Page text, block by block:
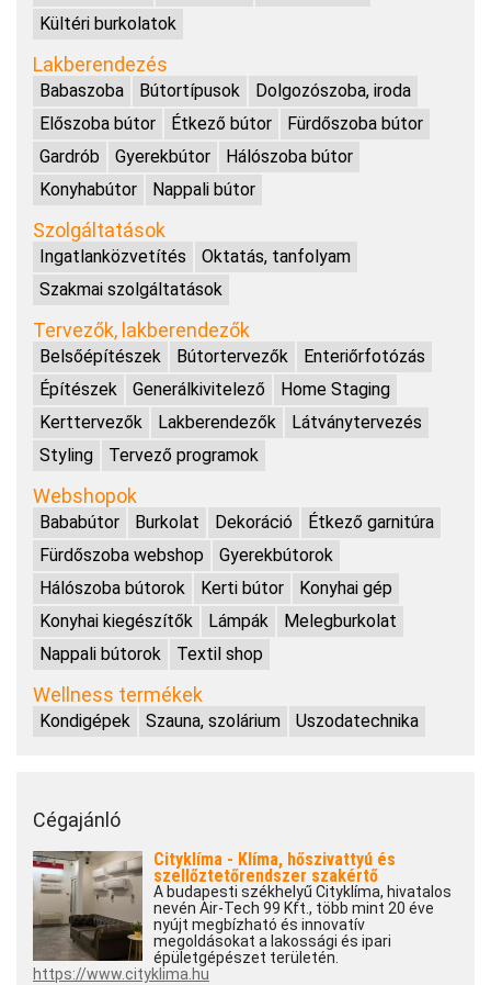
Kültéri burkolatok
Lakberendezés
Babaszoba Bútortípusok
Dolgozószoba, iroda
Előszoba bútor
Étkező bútor
Fürdőszoba bútor
Gardrób
Gyerekbútor
Hálószoba bútor
Konyhabútor
Nappali bútor
Szolgáltatások
Ingatlanközvetítés
Oktatás, tanfolyam
Szakmai szolgáltatások
Tervezők, lakberendezők
Belsőépítészek Bútortervezők
Enteriőrfotózás
Építészek
Generálkivitelező
Home Staging
Kerttervezők
Lakberendezők
Látványtervezés
Styling
Tervező programok
Webshopok
Bababútor Burkolat Dekoráció
Étkező garnitúra
Fürdőszoba webshop
Gyerekbútorok
Hálószoba bútorok
Kerti bútor
Konyhai gép
Konyhai kiegészítők
Lámpák
Melegburkolat
Nappali bútorok
Textil shop
Wellness termékek
Kondigépek Szauna, szolárium Uszodatechnika
Cégajánló
Cityklíma - Klíma, hőszivattyú és
szellőztetőrendszer szakértő
A budapesti székhelyű Cityklíma, hivatalos
nevén Air-Tech 99 Kft., több mint 20 éve
nyújt megbízható és innovatív
megoldásokat a lakossági és ipari
épületgépészet területén.
https://www.cityklima.hu